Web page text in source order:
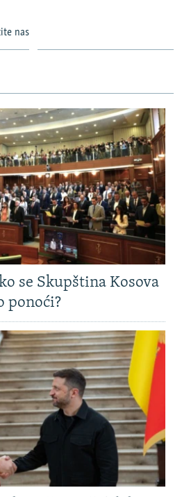
nas
se Skupština Kosova
ponoći?